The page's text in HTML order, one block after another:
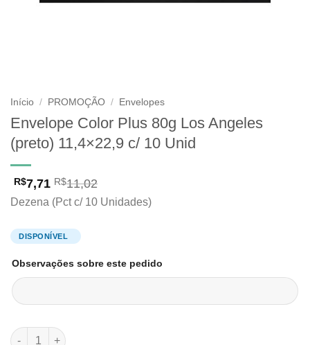
Início / PROMOÇÃO / Envelopes
Envelope Color Plus 80g Los Angeles
(preto) 11,4×22,9 c/ 10 Unid
R$7,71 R$11,02
Dezena (Pct c/ 10 Unidades)
Observações sobre este pedido
Envelope Color Plus 80g Los Angeles (preto) 11,4x22,9 c/ 10